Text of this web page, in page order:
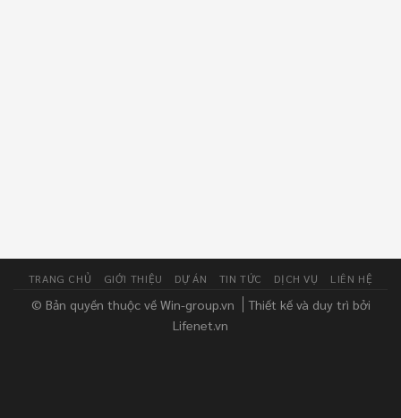
TRANG CHỦ GIỚI THIỆU DỰ ÁN TIN TỨC DỊCH VỤ LIÊN HỆ
© Bản quyền thuộc về Win-group.vn
Thiết kế và duy trì bởi
Lifenet.vn